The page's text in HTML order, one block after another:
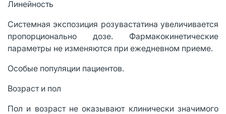
Линейность
Системная экспозиция розувастатина увеличивается
пропорционально дозе. Фармакокинетические
параметры не изменяются при ежедневном приеме.
Особые популяции пациентов.
Возраст и пол
Пол и возраст не оказывают клинически значимого